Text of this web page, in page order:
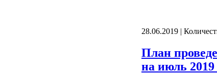
28.06.2019 |
План
на июль 2019